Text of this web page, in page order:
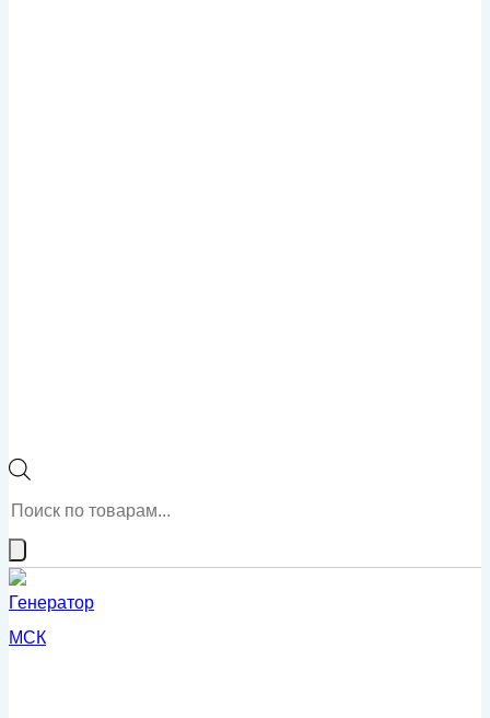
Поиск
товаров